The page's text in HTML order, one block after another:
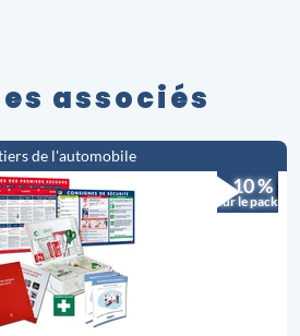
associés
de l'automobile
- 10 %
sur le pack